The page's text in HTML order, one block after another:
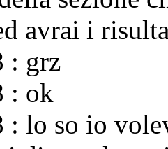
avrai i
: grz
: ok
: lo so io